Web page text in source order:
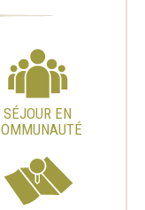
SÉJOUR EN